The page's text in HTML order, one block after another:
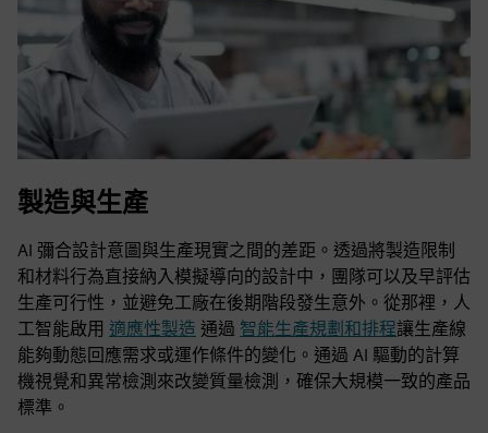
製造與生產
AI 彌合設計意圖與生產現實之間的差距。透過將製造限制
和材料行為直接納入模擬導向的設計中，團隊可以及早評估
生產可行性，並避免工廠在後期階段發生意外。從那裡，人
工智能啟用 適應性製造 通過 智能生產規劃和排程讓生產線
能夠動態回應需求或運作條件的變化。通過 AI 驅動的計算
機視覺和異常檢測來改變質量檢測，確保大規模一致的產品
標準。